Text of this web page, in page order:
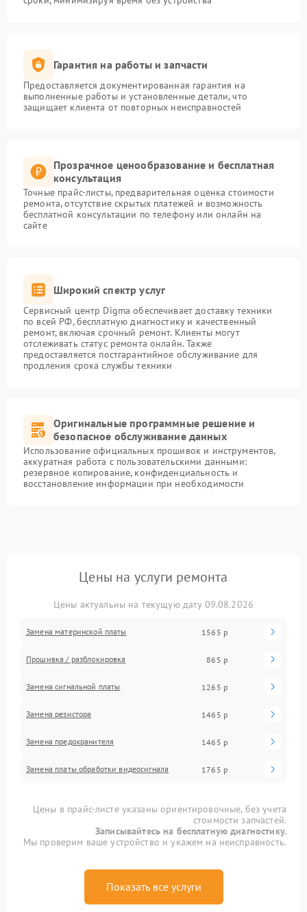
Гарантия на работы и запчасти
Предоставляется документированная гарантия на
выполненные работы и установленные детали, что
защищает клиента от повторных неисправностей
Прозрачное ценообразование и бесплатная
консультация
Точные прайс-листы, предварительная оценка стоимости
ремонта, отсутствие скрытых платежей и возможность
бесплатной консультации по телефону или онлайн на
сайте
Широкий спектр услуг
Сервисный центр Digma обеспечивает доставку техники
по всей РФ, бесплатную диагностику и качественный
ремонт, включая срочный ремонт. Клиенты могут
отслеживать статус ремонта онлайн. Также
предоставляется постгарантийное обслуживание для
продления срока службы техники
Оригинальные программные решение и
безопасное обслуживание данных
Использование официальных прошивок и инструментов,
аккуратная работа с пользовательскими данными:
резервное копирование, конфиденциальность и
восстановление информации при необходимости
Цены на услуги ремонта
Цены актуальны на текущую дату 09.08.2026
Замена материнской платы 1565 р
Прошивка / разблокировка 865 р
Замена сигнальной платы 1265 р
Замена резистора 1465 р
Замена предохранителя 1465 р
Замена платы обработки видеосигнала 1765 р
Цены в прайс-листе указаны ориентировочные, без учета
стоимости запчастей.
Записывайтесь на бесплатную диагностику.
Мы проверим ваше устройство и укажем на неисправность.
Показать все услуги